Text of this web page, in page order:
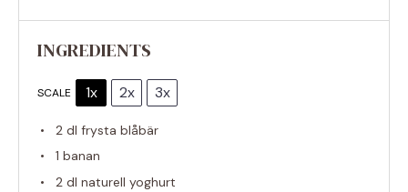
INGREDIENTS
SCALE 1x 2x 3x
2 dl frysta blåbär
1 banan
2 dl naturell yoghurt